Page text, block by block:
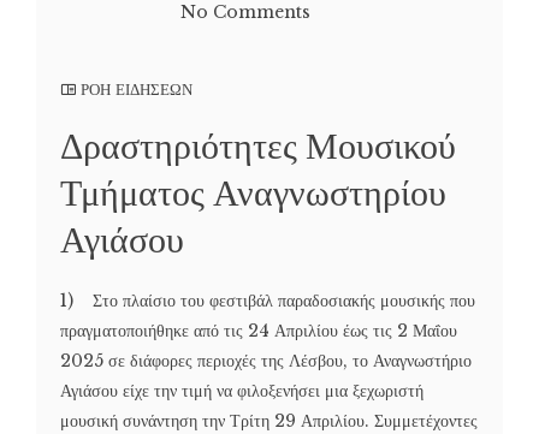
No Comments
ΡΟΗ ΕΙΔΗΣΕΩΝ
Δραστηριότητες Μουσικού
Τμήματος Αναγνωστηρίου
Αγιάσου
1) Στο πλαίσιο του φεστιβάλ παραδοσιακής μουσικής που
πραγματοποιήθηκε από τις 24 Απριλίου έως τις 2 Μαΐου
2025 σε διάφορες περιοχές της Λέσβου, το Αναγνωστήριο
Αγιάσου είχε την τιμή να φιλοξενήσει μια ξεχωριστή
μουσική συνάντηση την Τρίτη 29 Απριλίου. Συμμετέχοντες